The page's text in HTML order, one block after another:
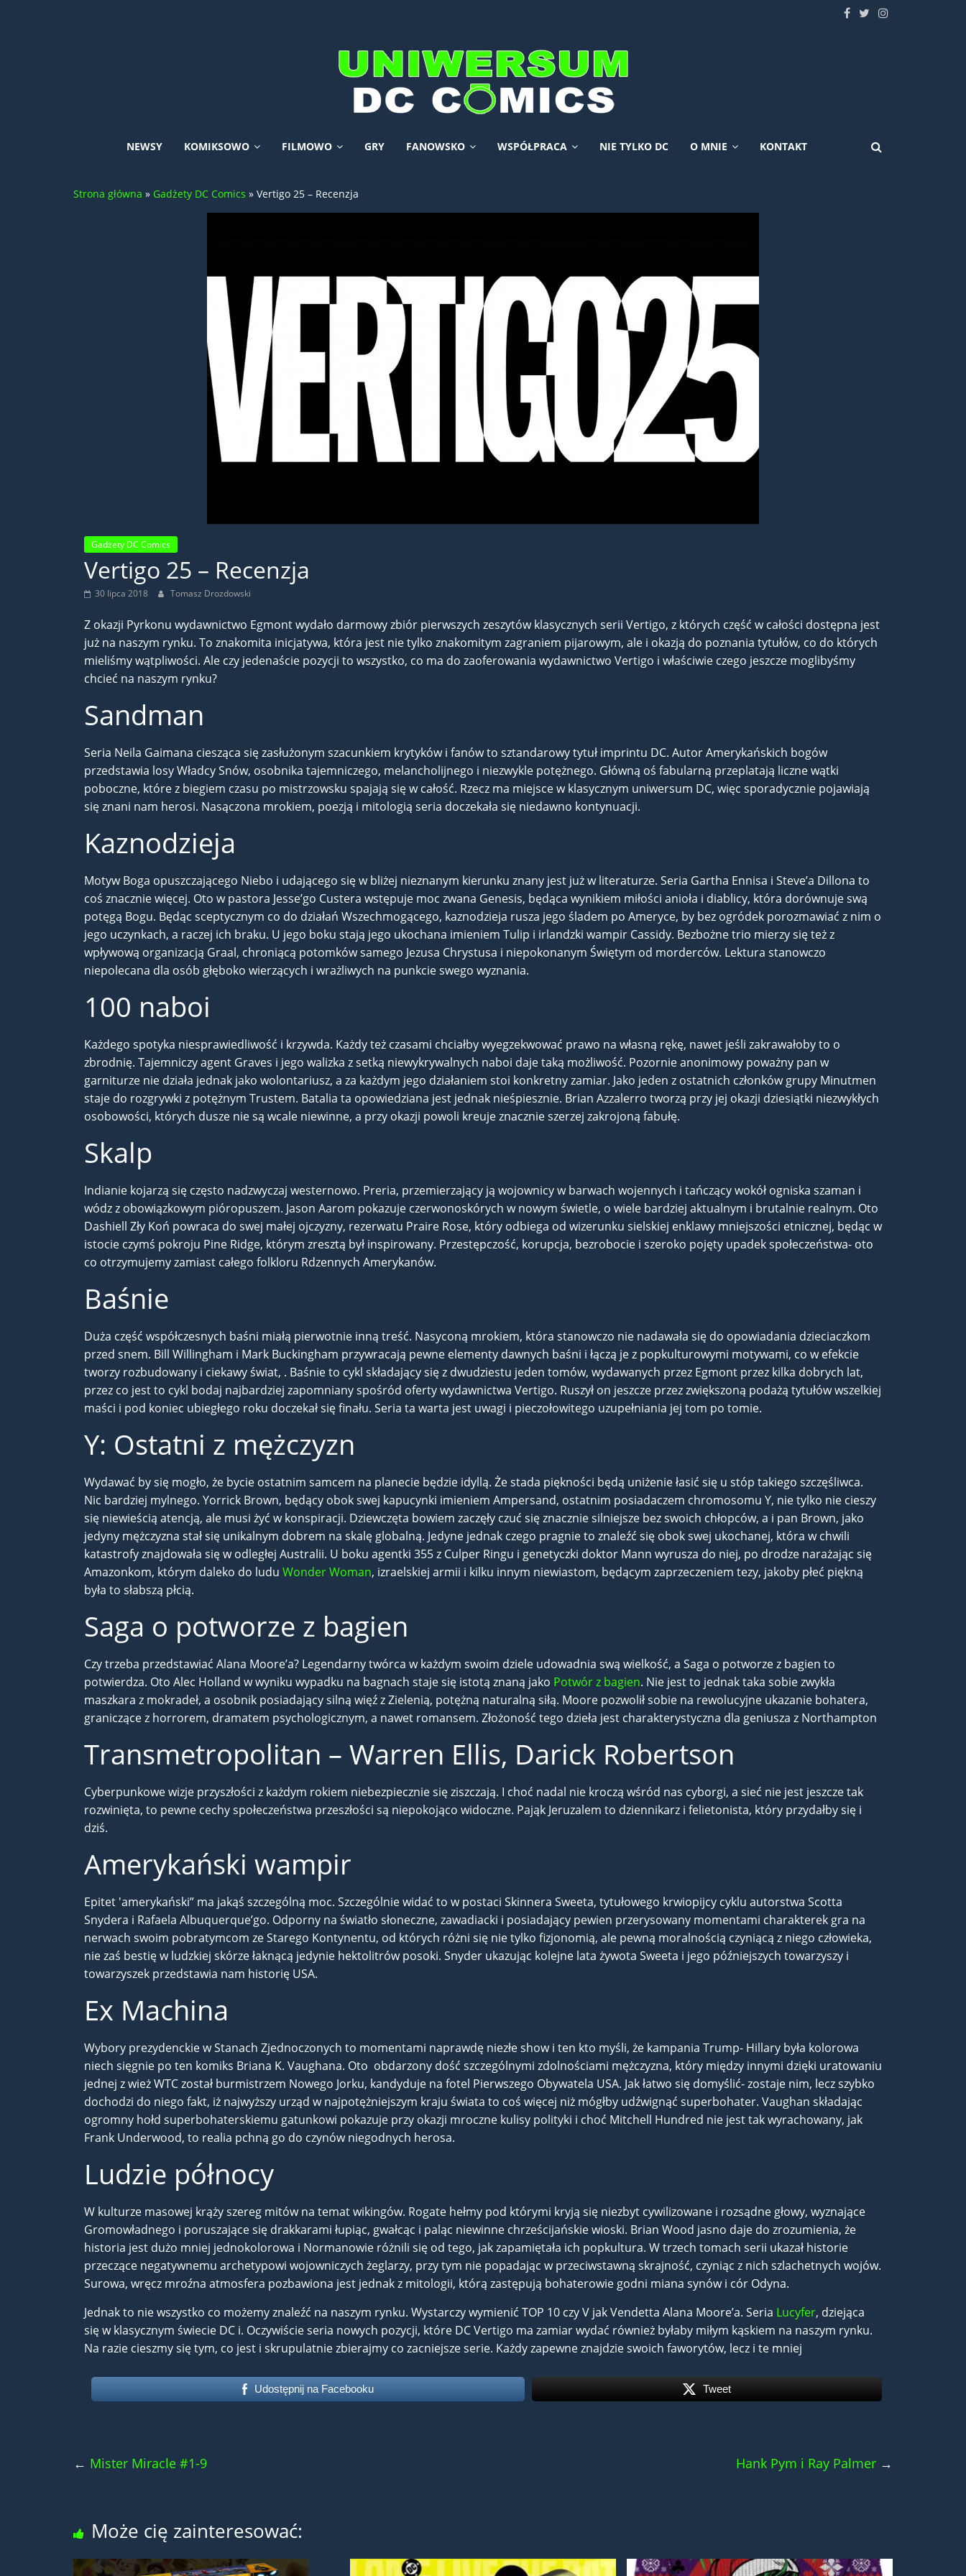
Uniwersum
Comics
NEWSY KOMIKSOWO FILMOWO GRY FANOWSKO WSPÓŁPRACA NIE TYLKO DC O MNIE KONTAKT
Strona główna » Gadżety DC Comics » Vertigo 25 – Recenzja
Gadżety DC Comics
Vertigo 25 – Recenzja
30 lipca 2018 Tomasz Drozdowski
Z okazji Pyrkonu wydawnictwo Egmont wydało darmowy zbiór pierwszych zeszytów klasycznych serii Vertigo, z których część w całości dostępna jest
już na naszym rynku. To znakomita inicjatywa, która jest nie tylko znakomitym zagraniem pijarowym, ale i okazją do poznania tytułów, co do których
mieliśmy wątpliwości. Ale czy jedenaście pozycji to wszystko, co ma do zaoferowania wydawnictwo Vertigo i właściwie czego jeszcze moglibyśmy
chcieć na naszym rynku?
Sandman
Seria Neila Gaimana ciesząca się zasłużonym szacunkiem krytyków i fanów to sztandarowy tytuł imprintu DC. Autor Amerykańskich bogów
przedstawia losy Władcy Snów, osobnika tajemniczego, melancholijnego i niezwykle potężnego. Główną oś fabularną przeplatają liczne wątki
poboczne, które z biegiem czasu po mistrzowsku spajają się w całość. Rzecz ma miejsce w klasycznym uniwersum DC, więc sporadycznie pojawiają
się znani nam herosi. Nasączona mrokiem, poezją i mitologią seria doczekała się niedawno kontynuacji.
Kaznodzieja
Motyw Boga opuszczającego Niebo i udającego się w bliżej nieznanym kierunku znany jest już w literaturze. Seria Gartha Ennisa i Steve’a Dillona to
coś znacznie więcej. Oto w pastora Jesse’go Custera wstępuje moc zwana Genesis, będąca wynikiem miłości anioła i diablicy, która dorównuje swą
potęgą Bogu. Będąc sceptycznym co do działań Wszechmogącego, kaznodzieja rusza jego śladem po Ameryce, by bez ogródek porozmawiać z nim o
jego uczynkach, a raczej ich braku. U jego boku stają jego ukochana imieniem Tulip i irlandzki wampir Cassidy. Bezbożne trio mierzy się też z
wpływową organizacją Graal, chroniącą potomków samego Jezusa Chrystusa i niepokonanym Świętym od morderców. Lektura stanowczo
niepolecana dla osób głęboko wierzących i wrażliwych na punkcie swego wyznania.
100 naboi
Każdego spotyka niesprawiedliwość i krzywda. Każdy też czasami chciałby wyegzekwować prawo na własną rękę, nawet jeśli zakrawałoby to o
zbrodnię. Tajemniczy agent Graves i jego walizka z setką niewykrywalnych naboi daje taką możliwość. Pozornie anonimowy poważny pan w
garniturze nie działa jednak jako wolontariusz, a za każdym jego działaniem stoi konkretny zamiar. Jako jeden z ostatnich członków grupy Minutmen
staje do rozgrywki z potężnym Trustem. Batalia ta opowiedziana jest jednak nieśpiesznie. Brian Azzalerro tworzą przy jej okazji dziesiątki niezwykłych
osobowości, których dusze nie są wcale niewinne, a przy okazji powoli kreuje znacznie szerzej zakrojoną fabułę.
Skalp
Indianie kojarzą się często nadzwyczaj westernowo. Preria, przemierzający ją wojownicy w barwach wojennych i tańczący wokół ogniska szaman i
wódz z obowiązkowym pióropuszem. Jason Aarom pokazuje czerwonoskórych w nowym świetle, o wiele bardziej aktualnym i brutalnie realnym. Oto
Dashiell Zły Koń powraca do swej małej ojczyzny, rezerwatu Praire Rose, który odbiega od wizerunku sielskiej enklawy mniejszości etnicznej, będąc w
istocie czymś pokroju Pine Ridge, którym zresztą był inspirowany. Przestępczość, korupcja, bezrobocie i szeroko pojęty upadek społeczeństwa- oto
co otrzymujemy zamiast całego folkloru Rdzennych Amerykanów.
Baśnie
Duża część współczesnych baśni miałą pierwotnie inną treść. Nasyconą mrokiem, która stanowczo nie nadawała się do opowiadania dzieciaczkom
przed snem. Bill Willingham i Mark Buckingham przywracają pewne elementy dawnych baśni i łączą je z popkulturowymi motywami, co w efekcie
tworzy rozbudowany i ciekawy świat, . Baśnie to cykl składający się z dwudziestu jeden tomów, wydawanych przez Egmont przez kilka dobrych lat,
przez co jest to cykl bodaj najbardziej zapomniany spośród oferty wydawnictwa Vertigo. Ruszył on jeszcze przez zwiększoną podażą tytułów wszelkiej
maści i pod koniec ubiegłego roku doczekał się finału. Seria ta warta jest uwagi i pieczołowitego uzupełniania jej tom po tomie.
Y: Ostatni z mężczyzn
Wydawać by się mogło, że bycie ostatnim samcem na planecie będzie idyllą. Że stada piękności będą uniżenie łasić się u stóp takiego szczęśliwca.
Nic bardziej mylnego. Yorrick Brown, będący obok swej kapucynki imieniem Ampersand, ostatnim posiadaczem chromosomu Y, nie tylko nie cieszy
się niewieścią atencją, ale musi żyć w konspiracji. Dziewczęta bowiem zaczęły czuć się znacznie silniejsze bez swoich chłopców, a i pan Brown, jako
jedyny mężczyzna stał się unikalnym dobrem na skalę globalną. Jedyne jednak czego pragnie to znaleźć się obok swej ukochanej, która w chwili
katastrofy znajdowała się w odległej Australii. U boku agentki 355 z Culper Ringu i genetyczki doktor Mann wyrusza do niej, po drodze narażając się
Amazonkom, którym daleko do ludu Wonder Woman, izraelskiej armii i kilku innym niewiastom, będącym zaprzeczeniem tezy, jakoby płeć piękną
była to słabszą płcią.
Saga o potworze z bagien
Czy trzeba przedstawiać Alana Moore’a? Legendarny twórca w każdym swoim dziele udowadnia swą wielkość, a Saga o potworze z bagien to
potwierdza. Oto Alec Holland w wyniku wypadku na bagnach staje się istotą znaną jako Potwór z bagien. Nie jest to jednak taka sobie zwykła
maszkara z mokradeł, a osobnik posiadający silną więź z Zielenią, potężną naturalną siłą. Moore pozwolił sobie na rewolucyjne ukazanie bohatera,
graniczące z horrorem, dramatem psychologicznym, a nawet romansem. Złożoność tego dzieła jest charakterystyczna dla geniusza z Northampton
Transmetropolitan – Warren Ellis, Darick Robertson
Cyberpunkowe wizje przyszłości z każdym rokiem niebezpiecznie się ziszczają. I choć nadal nie kroczą wśród nas cyborgi, a sieć nie jest jeszcze tak
rozwinięta, to pewne cechy społeczeństwa przeszłości są niepokojąco widoczne. Pająk Jeruzalem to dziennikarz i felietonista, który przydałby się i
dziś.
Amerykański wampir
Epitet 'amerykański” ma jakąś szczególną moc. Szczególnie widać to w postaci Skinnera Sweeta, tytułowego krwiopijcy cyklu autorstwa Scotta
Snydera i Rafaela Albuquerque’go. Odporny na światło słoneczne, zawadiacki i posiadający pewien przerysowany momentami charakterek gra na
nerwach swoim pobratymcom ze Starego Kontynentu, od których różni się nie tylko fizjonomią, ale pewną moralnością czyniącą z niego człowieka,
nie zaś bestię w ludzkiej skórze łaknącą jedynie hektolitrów posoki. Snyder ukazując kolejne lata żywota Sweeta i jego późniejszych towarzyszy i
towarzyszek przedstawia nam historię USA.
Ex Machina
Wybory prezydenckie w Stanach Zjednoczonych to momentami naprawdę niezłe show i ten kto myśli, że kampania Trump- Hillary była kolorowa
niech sięgnie po ten komiks Briana K. Vaughana. Oto obdarzony dość szczególnymi zdolnościami mężczyzna, który między innymi dzięki uratowaniu
jednej z wież WTC został burmistrzem Nowego Jorku, kandyduje na fotel Pierwszego Obywatela USA. Jak łatwo się domyślić- zostaje nim, lecz szybko
dochodzi do niego fakt, iż najwyższy urząd w najpotężniejszym kraju świata to coś więcej niż mógłby udźwignąć superbohater. Vaughan składając
ogromny hołd superbohaterskiemu gatunkowi pokazuje przy okazji mroczne kulisy polityki i choć Mitchell Hundred nie jest tak wyrachowany, jak
Frank Underwood, to realia pchną go do czynów niegodnych herosa.
Ludzie północy
W kulturze masowej krąży szereg mitów na temat wikingów. Rogate hełmy pod którymi kryją się niezbyt cywilizowane i rozsądne głowy, wyznające
Gromowładnego i poruszające się drakkarami łupiąc, gwałcąc i paląc niewinne chrześcijańskie wioski. Brian Wood jasno daje do zrozumienia, że
historia jest dużo mniej jednokolorowa i Normanowie różnili się od tego, jak zapamiętała ich popkultura. W trzech tomach serii ukazał historie
przeczące negatywnemu archetypowi wojowniczych żeglarzy, przy tym nie popadając w przeciwstawną skrajność, czyniąc z nich szlachetnych wojów.
Surowa, wręcz mroźna atmosfera pozbawiona jest jednak z mitologii, którą zastępują bohaterowie godni miana synów i cór Odyna.
Jednak to nie wszystko co możemy znaleźć na naszym rynku. Wystarczy wymienić TOP 10 czy V jak Vendetta Alana Moore’a. Seria Lucyfer, dziejąca
się w klasycznym świecie DC i. Oczywiście seria nowych pozycji, które DC Vertigo ma zamiar wydać również byłaby miłym kąskiem na naszym rynku.
Na razie cieszmy się tym, co jest i skrupulatnie zbierajmy co zacniejsze serie. Każdy zapewne znajdzie swoich faworytów, lecz i te mniej
Udostępnij na Facebooku Tweet
← Mister Miracle #1-9 Hank Pym i Ray Palmer →
Może cię zainteresować: